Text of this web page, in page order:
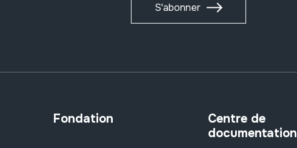
S'abonner
Fondation
Centre de
documentation